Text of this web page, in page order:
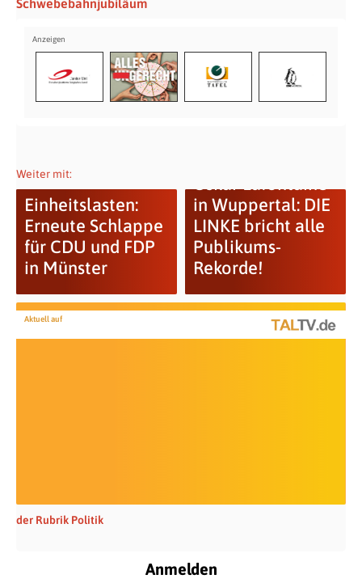
Schwebebahn­jubiläum
Weiter mit:
Einheitslasten:
Erneute Schlappe
für CDU und FDP
in Münster
Oskar Lafontaine
in Wuppertal: DIE
LINKE bricht alle
Publikums-
Rekorde!
Aktuell auf
der Rubrik Politik
Anmelden